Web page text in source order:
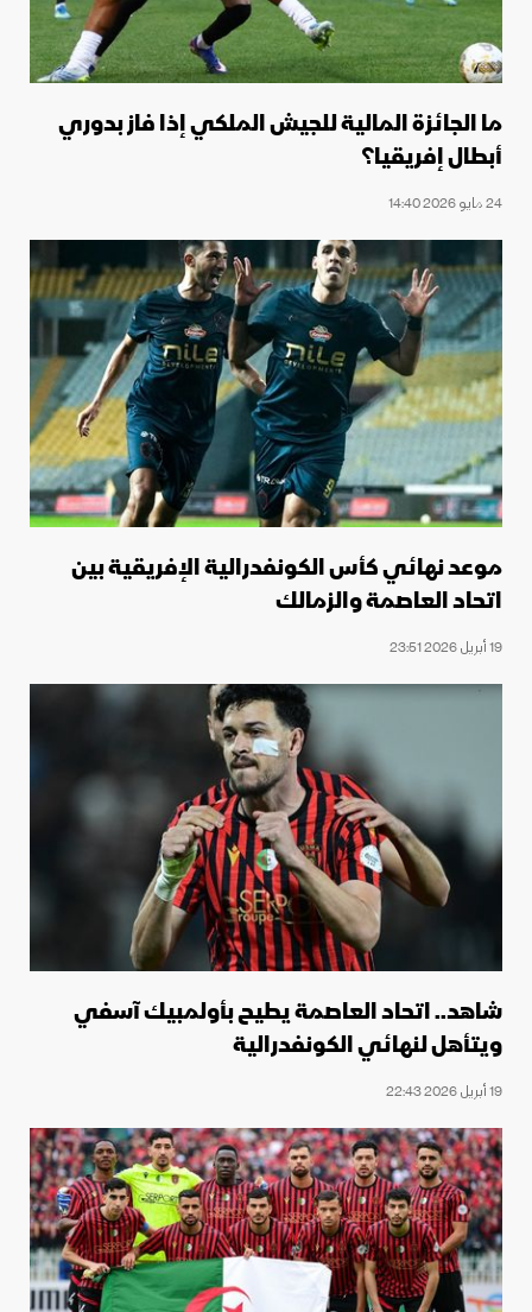
ما الجائزة المالية للجيش الملكي إذا فاز بدوري
أبطال إفريقيا؟
24 مايو 2026 14:40
موعد نهائي كأس الكونفدرالية الإفريقية بين
اتحاد العاصمة والزمالك
19 أبريل 2026 23:51
شاهد.. اتحاد العاصمة يطيح بأولمبيك آسفي
ويتأهل لنهائي الكونفدرالية
19 أبريل 2026 22:43